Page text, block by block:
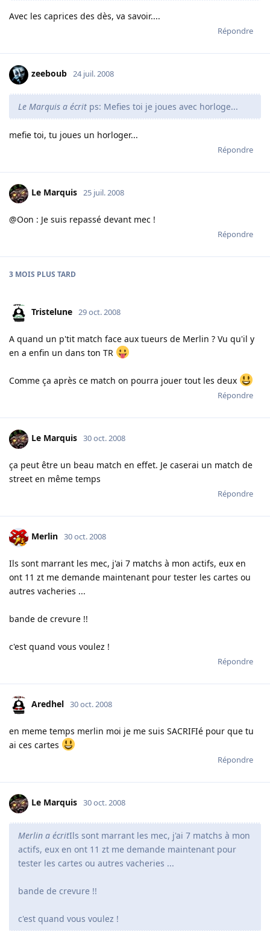
Avec les caprices des dès, va savoir....
Répondre
zeeboub 24 juil. 2008
Le Marquis a écrit ps: Mefies toi je joues avec horloge...
mefie toi, tu joues un horloger...
Répondre
Le Marquis 25 juil. 2008
@Oon : Je suis repassé devant mec !
Répondre
3 MOIS PLUS TARD
Tristelune 29 oct. 2008
A quand un p'tit match face aux tueurs de Merlin ? Vu qu'il y
en a enfin un dans ton TR
Comme ça après ce match on pourra jouer tout les deux
Répondre
Le Marquis 30 oct. 2008
ça peut être un beau match en effet. Je caserai un match de
street en même temps
Répondre
Merlin 30 oct. 2008
Ils sont marrant les mec, j'ai 7 matchs à mon actifs, eux en
ont 11 zt me demande maintenant pour tester les cartes ou
autres vacheries ...
bande de crevure !!
c'est quand vous voulez !
Répondre
Aredhel 30 oct. 2008
en meme temps merlin moi je me suis SACRIFIé pour que tu
ai ces cartes
Répondre
Le Marquis 30 oct. 2008
Merlin a écritIls sont marrant les mec, j'ai 7 matchs à mon
actifs, eux en ont 11 zt me demande maintenant pour
tester les cartes ou autres vacheries ...
bande de crevure !!
c'est quand vous voulez !